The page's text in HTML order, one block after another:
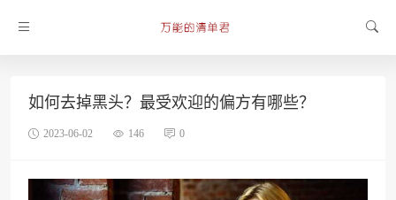
如何去掉黑头？最受欢迎的偏方有哪些？
2023-06-02 146 0